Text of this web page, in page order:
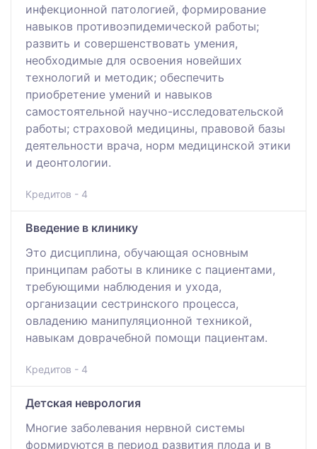
инфекционной патологией, формирование
навыков противоэпидемической работы;
развить и совершенствовать умения,
необходимые для освоения новейших
технологий и методик; обеспечить
приобретение умений и навыков
самостоятельной научно-исследовательской
работы; страховой медицины, правовой базы
деятельности врача, норм медицинской этики
и деонтологии.
Кредитов - 4
Введение в клинику
Это дисциплина, обучающая основным
принципам работы в клинике с пациентами,
требующими наблюдения и ухода,
организации сестринского процесса,
овладению манипуляционной техникой,
навыкам доврачебной помощи пациентам.
Кредитов - 4
Детская неврология
Многие заболевания нервной системы
формируются в период развития плода и в